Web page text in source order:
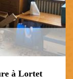
à Lortet